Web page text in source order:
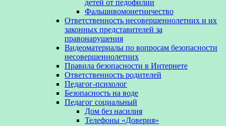
детей от педофилии
Фальшивомонетничество
Ответственность несовершеннолетних и их
законных представителей за
правонарушения
Видеоматериалы по вопросам безопасности
несовершеннолетних
Правила безопасности в Интернете
Ответственность родителей
Педагог-психолог
Безопасность на воде
Педагог социальный
Дом без насилия
Телефоны «Доверия»